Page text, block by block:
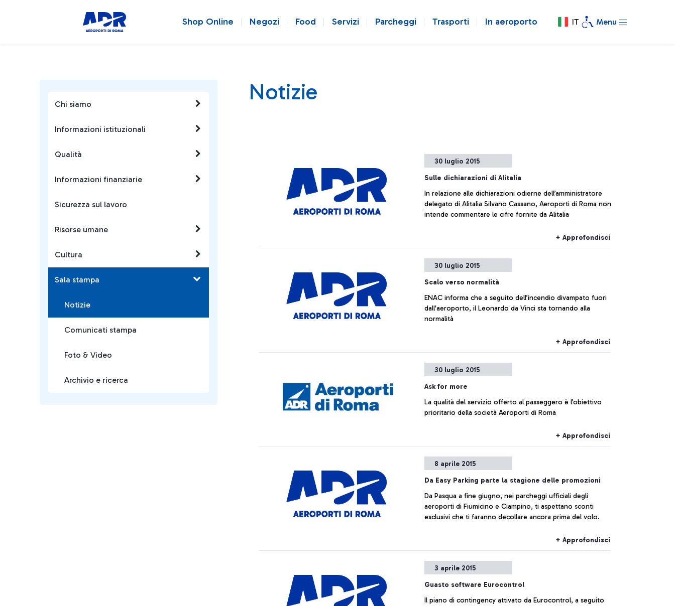
Shop Online Negozi Food Servizi Parcheggi Trasporti In aeroporto IT Menu
Chi siamo
Informazioni istituzionali
Qualità
Informazioni finanziarie
Sicurezza sul lavoro
Risorse umane
Cultura
Sala stampa
Notizie
Comunicati stampa
Foto & Video
Archivio e ricerca
Notizie
30 luglio 2015
Sulle dichiarazioni di Alitalia
In relazione alle dichiarazioni odierne dell’amministratore
delegato di Alitalia Silvano Cassano, Aeroporti di Roma non
intende commentare le cifre fornite da Alitalia
+ Approfondisci
30 luglio 2015
Scalo verso normalità
ENAC informa che a seguito dell’incendio divampato fuori
dall'aeroporto, il Leonardo da Vinci sta tornando alla
normalità
+ Approfondisci
30 luglio 2015
Ask for more
La qualità del servizio offerto al passeggero è l’obiettivo
prioritario della società Aeroporti di Roma
+ Approfondisci
8 aprile 2015
Da Easy Parking parte la stagione delle promozioni
Da Pasqua a fine giugno, nei parcheggi ufficiali degli
aeroporti di Fiumicino e Ciampino, ti aspettano sconti
esclusivi che ti faranno decollare ancora prima del volo.
+ Approfondisci
3 aprile 2015
Guasto software Eurocontrol
Il piano di contingency attivato da Eurocontrol, a seguito